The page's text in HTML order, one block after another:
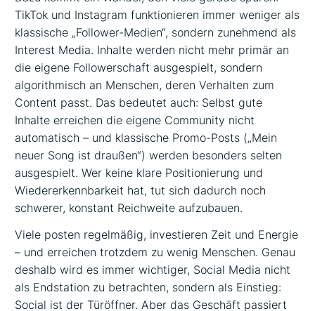
TikTok und Instagram funktionieren immer weniger als
klassische „Follower-Medien“, sondern zunehmend als
Interest Media. Inhalte werden nicht mehr primär an
die eigene Followerschaft ausgespielt, sondern
algorithmisch an Menschen, deren Verhalten zum
Content passt. Das bedeutet auch: Selbst gute
Inhalte erreichen die eigene Community nicht
automatisch – und klassische Promo-Posts („Mein
neuer Song ist draußen“) werden besonders selten
ausgespielt. Wer keine klare Positionierung und
Wiedererkennbarkeit hat, tut sich dadurch noch
schwerer, konstant Reichweite aufzubauen.
Viele posten regelmäßig, investieren Zeit und Energie
– und erreichen trotzdem zu wenig Menschen. Genau
deshalb wird es immer wichtiger, Social Media nicht
als Endstation zu betrachten, sondern als Einstieg:
Social ist der Türöffner. Aber das Geschäft passiert